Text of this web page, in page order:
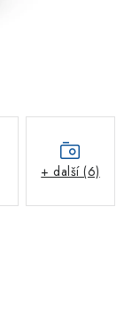
+ další (6)